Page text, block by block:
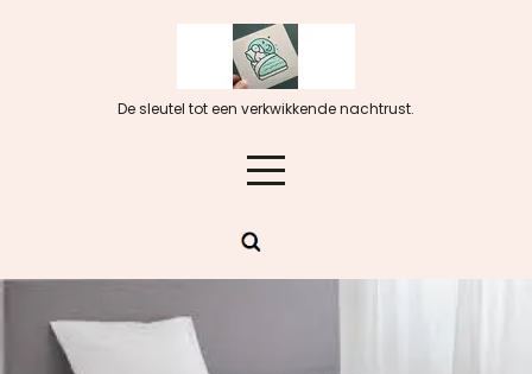
De sleutel tot een verkwikkende nachtrust.